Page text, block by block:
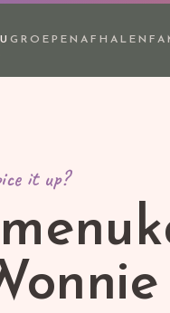
GROEPENAFHALEN
it up?